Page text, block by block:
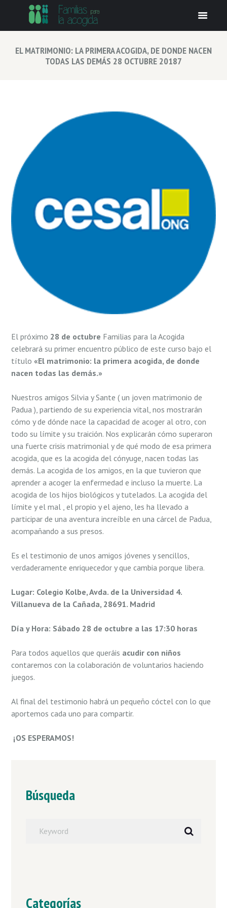
EL MATRIMONIO: LA PRIMERA ACOGIDA, DE DONDE NACEN
TODAS LAS DEMÁS 28 OCTUBRE 20187
El próximo 28 de octubre Familias para la Acogida
celebrará su primer encuentro público de este curso bajo el
título«El matrimonio: la primera acogida, de donde
nacen todas las demás.»
Nuestros amigos Silvia y Sante ( un joven matrimonio de
Padua ), partiendo de su experiencia vital, nos mostrarán
cómo y de dónde nace la capacidad de acoger al otro, con
todo su lí­mite y su traición. Nos explicarán cómo superaron
una fuerte crisis matrimonial y de qué modo de esa primera
acogida, que es la acogida del cónyuge, nacen todas las
demás. La acogida de los amigos, en la que tuvieron que
aprender a acoger la enfermedad e incluso la muerte. La
acogida de los hijos biológicos y tutelados. La acogida del
lí­mite y el mal , el propio y el ajeno, les ha llevado a
participar de una aventura increí­ble en una cárcel de Padua,
acompañando a sus presos.
Es el testimonio de unos amigos jóvenes y sencillos,
verdaderamente enriquecedor y que cambia porque libera.
Lugar: Colegio Kolbe, Avda. de la Universidad 4.
Villanueva de la Cañada, 28691. Madrid
Día y Hora: Sábado 28 de octubre a las 17:30 horas
Para todos aquellos que queráis acudir con niños
contaremos con la colaboración de voluntarios haciendo
juegos.
Al final del testimonio habrá un pequeño cóctel con lo que
aportemos cada uno para compartir.
¡OS ESPERAMOS!
Búsqueda
Categorías